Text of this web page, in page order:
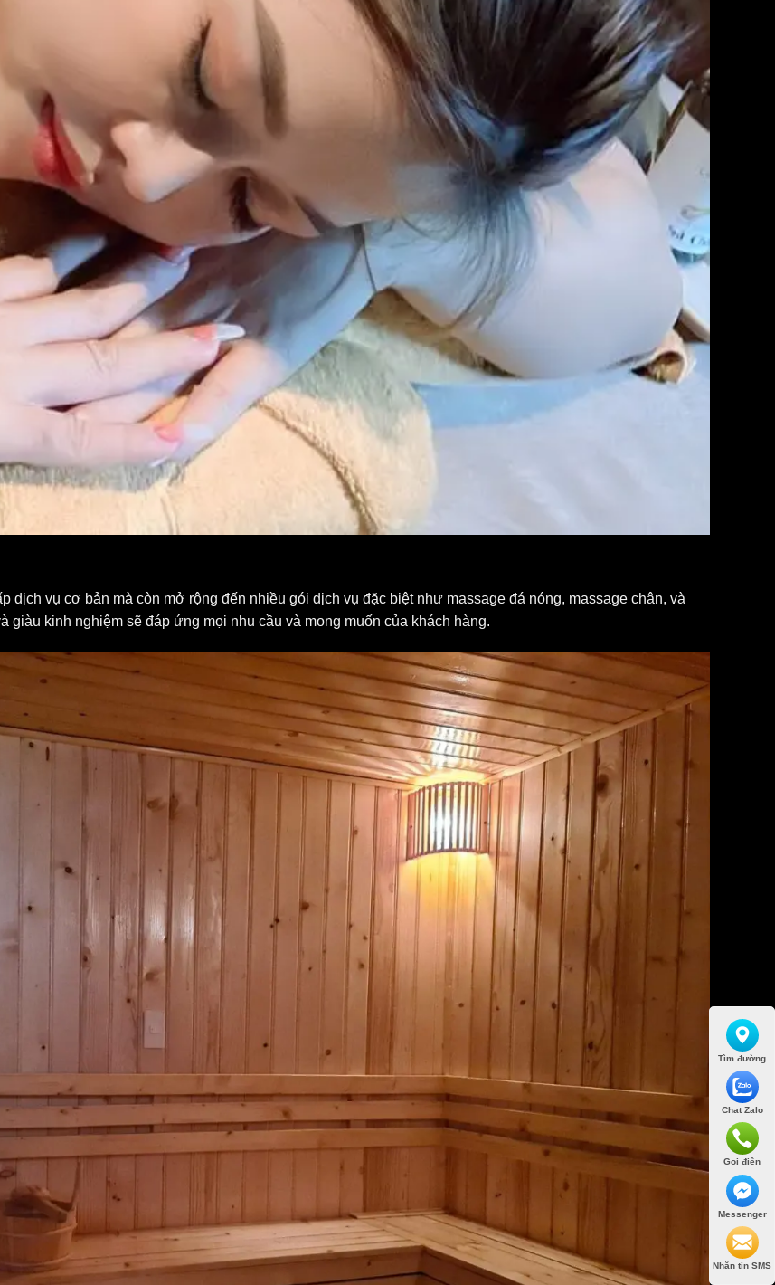
dịch vụ cơ bản mà còn mở rộng đến nhiều gói dịch vụ đặc biệt như massage đá nóng, massage chân, và
giàu kinh nghiệm sẽ đáp ứng mọi nhu cầu và mong muốn của khách hàng.
Tìm đường
Chat Zalo
Gọi điện
Messenger
Nhắn tin SMS